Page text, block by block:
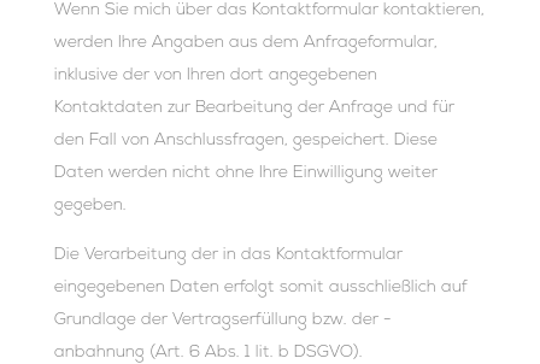
Wenn Sie mich über das Kontaktformular kontaktieren,
werden Ihre Angaben aus dem Anfrageformular,
inklusive der von Ihren dort angegebenen
Kontaktdaten zur Bearbeitung der Anfrage und für
den Fall von Anschlussfragen, gespeichert. Diese
Daten werden nicht ohne Ihre Einwilligung weiter
gegeben.
Die Verarbeitung der in das Kontaktformular
eingegebenen Daten erfolgt somit ausschließlich auf
Grundlage der Vertragserfüllung bzw. der -
anbahnung (Art. 6 Abs. 1 lit. b DSGVO).